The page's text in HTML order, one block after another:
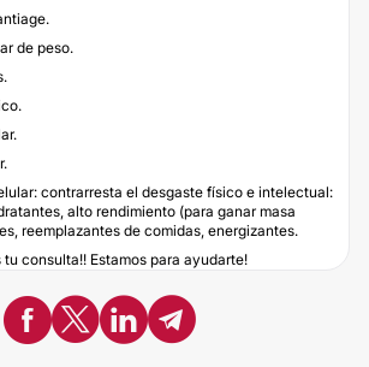
de peso.
contrarresta el desgaste físico e intelectual:
alto rendimiento (para ganar masa
reemplazantes de comidas, energizantes.
consulta!! Estamos para ayudarte!